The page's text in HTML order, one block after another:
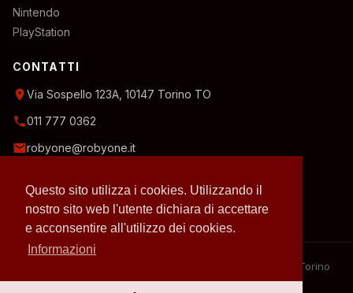
Questo sito utilizza i cookies. Utilizzando il
nostro sito web l'utente dichiara di accettare
e acconsentire all'utilizzo dei cookies.
Informazioni
Nintendo
PlayStation
CONTATTI
location_onVia Sospello 123A, 10147 Torino TO
phone011 777 0362
emailrobyone@robyone.it
Mar, Gio, Sab: 10:00–12:30Domenica: chiuso
– 2026 RobyOne – Laboratorio riparazioni specializzato a Torino
– P.IVA 07636130010